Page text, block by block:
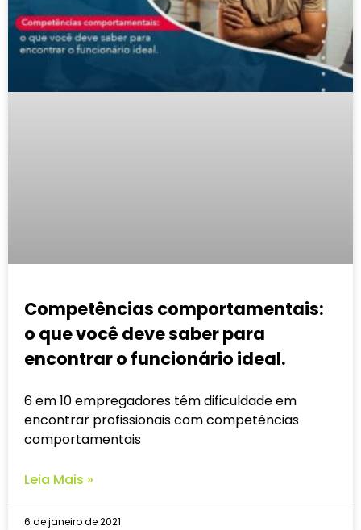
Competências comportamentais:
o que você deve saber para
encontrar o funcionário ideal.
6 em 10 empregadores têm dificuldade em
encontrar profissionais com competências
comportamentais
Leia Mais »
6 de janeiro de 2021